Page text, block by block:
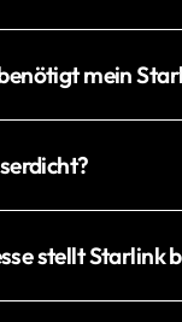
mein
stellt Starlink